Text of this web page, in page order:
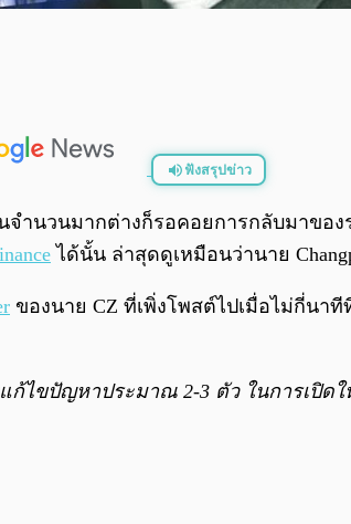
ฟังสรุปข่าว
จำนวนมากต่างก็รอคอยการกลับมาขอ
ได้นั้น ล่าสุดดูเหมือนว่านาย
ของนาย CZ ที่เพิ่งโพสต์ไปเมื่อไม่กี่นา
ก้ไขปัญหาประมาณ 2-3 ตัว ในการเปิ